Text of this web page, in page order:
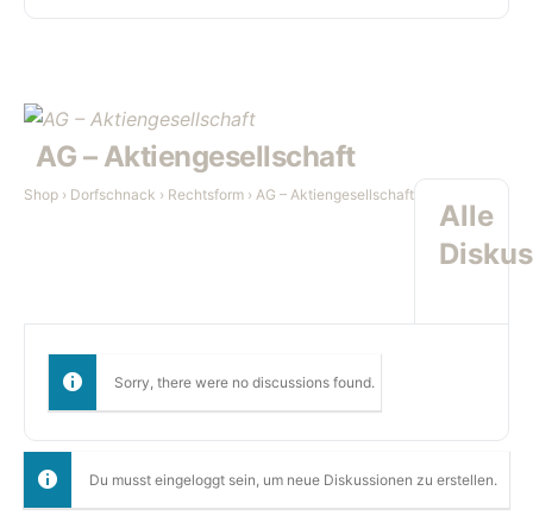
AG – Aktiengesellschaft
Shop › Dorfschnack › Rechtsform › AG – Aktiengesellschaft
Alle
Sorry, there were no discussions found.
Du musst eingeloggt sein, um neue Diskussionen zu erstellen.